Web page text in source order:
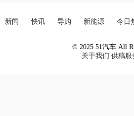
新闻 快讯 导购 新能源 今日
© 2025 51汽车 All
关于我们 供稿服